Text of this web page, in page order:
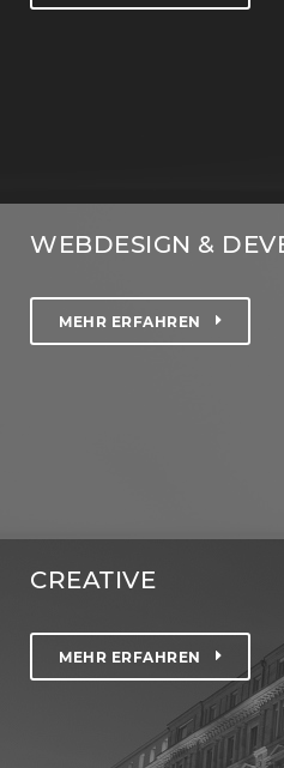
WEBDESIGN &
MEHR ERFAHREN
CREATIVE
MEHR ERFAHREN